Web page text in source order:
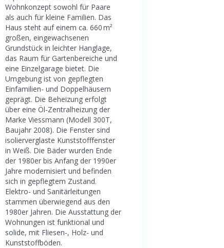
Wohnkonzept sowohl für Paare
als auch für kleine Familien. Das
Haus steht auf einem ca. 660 m²
großen, eingewachsenen
Grundstück in leichter Hanglage,
das Raum für Gartenbereiche und
eine Einzelgarage bietet. Die
Umgebung ist von gepflegten
Einfamilien- und Doppelhäusern
geprägt. Die Beheizung erfolgt
über eine Öl-Zentralheizung der
Marke Viessmann (Modell 300T,
Baujahr 2008). Die Fenster sind
isolierverglaste Kunststofffenster
in Weiß. Die Bäder wurden Ende
der 1980er bis Anfang der 1990er
Jahre modernisiert und befinden
sich in gepflegtem Zustand.
Elektro- und Sanitärleitungen
stammen überwiegend aus den
1980er Jahren. Die Ausstattung der
Wohnungen ist funktional und
solide, mit Fliesen-, Holz- und
Kunststoffböden.